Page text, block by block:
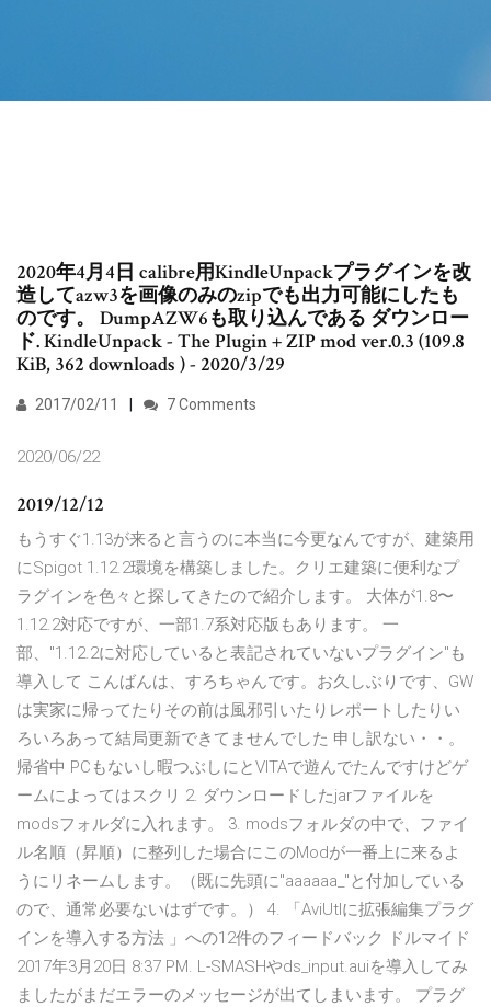
2020年4月4日 calibre用KindleUnpackプラグインを改
造してazw3を画像のみのzipでも出力可能にしたも
のです。 DumpAZW6も取り込んである ダウンロー
ド. KindleUnpack - The Plugin + ZIP mod ver.0.3 (109.8
KiB, 362 downloads ) - 2020/3/29
2017/02/11 7 Comments
2020/06/22
2019/12/12
もうすぐ1.13が来ると言うのに本当に今更なんですが、建築用
にSpigot 1.12.2環境を構築しました。クリエ建築に便利なプ
ラグインを色々と探してきたので紹介します。 大体が1.8〜
1.12.2対応ですが、一部1.7系対応版もあります。 一
部、"1.12.2に対応していると表記されていないプラグイン"も
導入して こんばんは、すろちゃんです。お久しぶりです、GW
は実家に帰ってたりその前は風邪引いたりレポートしたりい
ろいろあって結局更新できてませんでした 申し訳ない・・。
帰省中 PCもないし暇つぶしにとVITAで遊んでたんですけどゲ
ームによってはスクリ 2. ダウンロードしたjarファイルを
modsフォルダに入れます。 3. modsフォルダの中で、ファイ
ル名順（昇順）に整列した場合にこのModが一番上に来るよ
うにリネームします。（既に先頭に"aaaaaa_"と付加している
ので、通常必要ないはずです。） 4. 「AviUtlに拡張編集プラグ
インを導入する方法 」への12件のフィードバック ドルマイド
2017年3月20日 8:37 PM. L-SMASHやds_input.auiを導入してみ
ましたがまだエラーのメッセージが出てしまいます。 プラグ